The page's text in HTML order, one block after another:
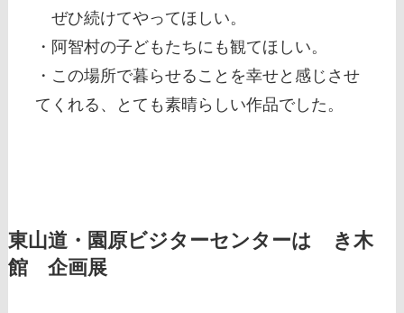
ぜひ続けてやってほしい。
・阿智村の子どもたちにも観てほしい。
・この場所で暮らせることを幸せと感じさせ
てくれる、とても素晴らしい作品でした。
東山道・園原ビジターセンターはゝき木
館 企画展